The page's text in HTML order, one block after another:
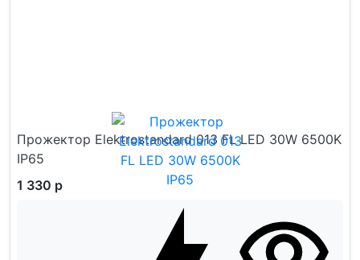
Прожектор Elektrostandard 013 FL LED 30W 6500K
IP65
1 330 р